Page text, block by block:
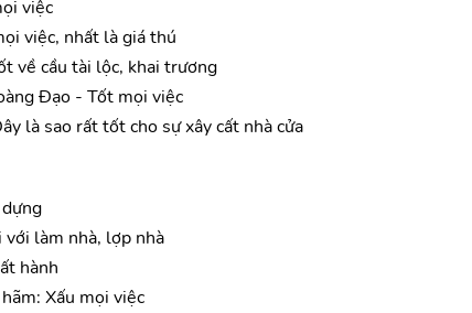
việc
việc, nhất là giá thú
về cầu tài lộc, khai trương
Đạo - Tốt mọi việc
là sao rất tốt cho sự xây cất nhà cửa
với làm nhà, lợp nhà
hành
Xấu mọi việc